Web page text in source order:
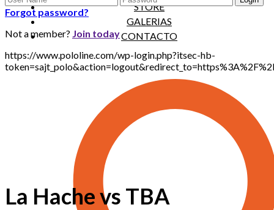
STORE
GALERIAS
CONTACTO
Forgot password?
Not a member? Join today
https://www.pololine.com/wp-login.php?itsec-hb-
La Hache vs TBA